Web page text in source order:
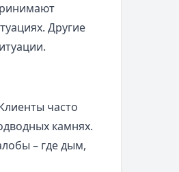
Другие
часто
камнях.
– где дым,